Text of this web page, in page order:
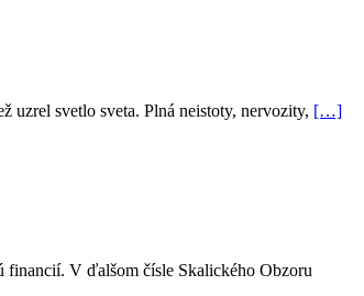
uzrel svetlo sveta. Plná neistoty, nervozity, […]
financií. V ďalšom čísle Skalického Obzoru